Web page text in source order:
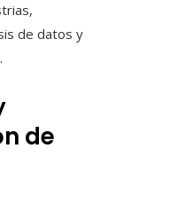
de datos y
de